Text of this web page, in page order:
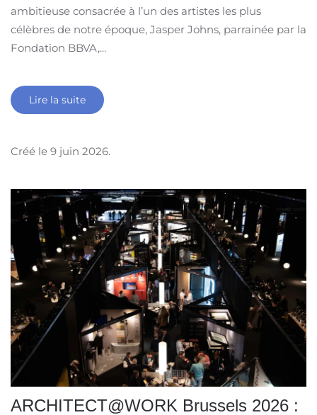
ambitieuse consacrée à l’un des artistes les plus
célèbres de notre époque, Jasper Johns, parrainée par la
Fondation BBVA,...
Lire la suite
Créé le 9 juin 2026.
ARCHITECT@WORK Brussels 2026 :